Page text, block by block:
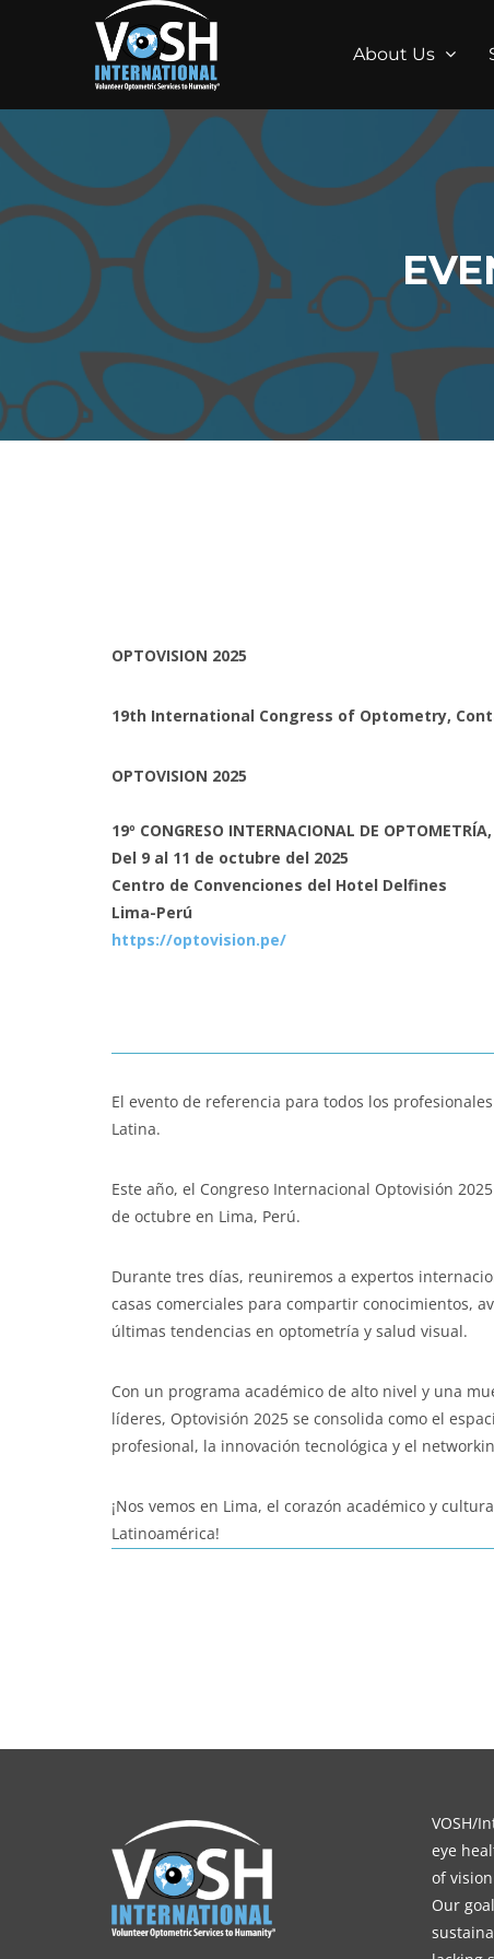
About Us
OPTOVISION 2025
19th International Congress of Optometry,
OPTOVISION 2025
19º CONGRESO INTERNACIONAL DE
Del 9 al 11 de octubre del 2025
Centro de Convenciones del Hotel Delfines
Lima-Perú
https://optovision.pe/
El evento de referencia para todos los
Latina.
Este año, el Congreso Internacional Optovisión
de octubre en Lima, Perú.
Durante tres días, reuniremos a expertos
casas comerciales para compartir conocimientos,
últimas tendencias en optometría y salud visual.
Con un programa académico de alto nivel y una
líderes, Optovisión 2025 se consolida como el
profesional, la innovación tecnológica y el
¡Nos vemos en Lima, el corazón académico y
Latinoamérica!
VOSH/
eye
of
Our